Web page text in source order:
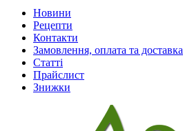
Новини
Рецепти
Контакти
Замовлення, оплата та доставка
Статті
Прайслист
Знижки